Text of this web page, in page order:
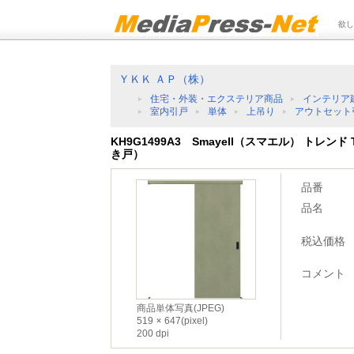
欲
ＹＫＫ ＡＰ（株）
住宅・外装・エクステリア商品
インテリア
室内引戸
単体 上吊り アウトセッ
KH9G1499A3 Smayell（スマエル） トレンド
き戸）
商品単体写真(JPEG)
519
647(pixel)
200 dpi
品番
品名
税込価格
コメント